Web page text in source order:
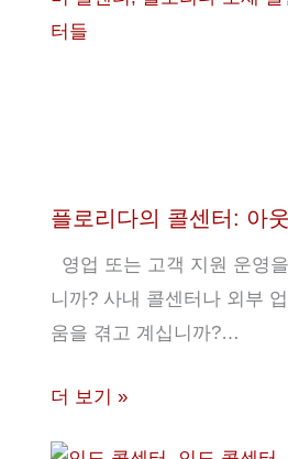
플로리다의 콜센터: 아
영업 또는 고객 지원 운영
니까? 사내 콜센터나 외부
움을 겪고 계십니까?…
더 보기 »